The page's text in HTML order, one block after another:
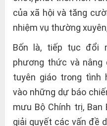
của xã hội và tăng
nhiệm vụ thường
Bốn là, tiếp tục đổi
phương thức và
tuyên giáo trong tình
vào những dự báo
mưu Bộ Chính trị,
giải quyết các vấn đề